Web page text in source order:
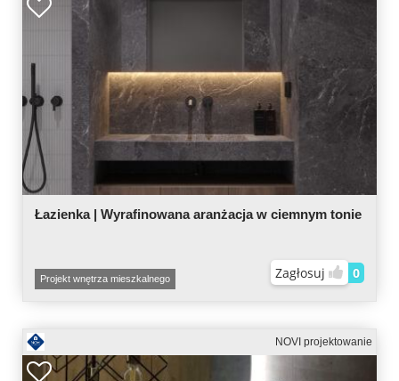
Łazienka | Wyrafinowana aranżacja w ciemnym tonie
Projekt wnętrza mieszkalnego Zagłosuj 0
NOVI projektowanie